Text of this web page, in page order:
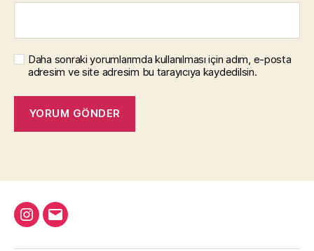
Daha sonraki yorumlarımda kullanılması için adım, e-posta
adresim ve site adresim bu tarayıcıya kaydedilsin.
Instagram
Email